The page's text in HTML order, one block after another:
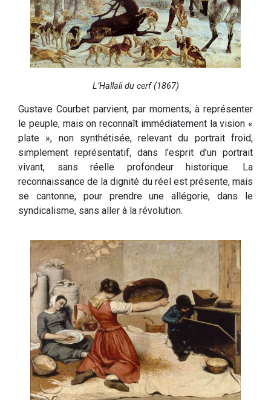
L’Hallali du cerf (1867)
Gustave Courbet parvient, par moments, à représenter
le peuple, mais on reconnaît immédiatement la vision «
plate », non synthétisée, relevant du portrait froid,
simplement représentatif, dans l’esprit d’un portrait
vivant, sans réelle profondeur historique. La
reconnaissance de la dignité du réel est présente, mais
se cantonne, pour prendre une allégorie, dans le
syndicalisme, sans aller à la révolution.